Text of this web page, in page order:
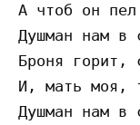
А чтоб он
Душман нам в
Броня горит,
И, мать моя,
Душман нам в